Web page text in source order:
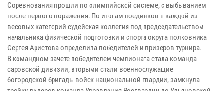
Соревнования прошли по олимпийской системе, с выбыванием
после первого поражения. По итогам поединков в каждой из
весовых категорий судейская коллегия под председательством
начальника физической подготовки и спорта округа полковника
Сергея Аристова определила победителей и призеров турнира.
В командном зачете победителем чемпионата стала команда
саровской дивизии, вторыми стали военнослужащие
богородской бригады войск национальной гвардии, замкнула